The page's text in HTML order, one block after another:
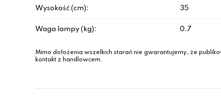
Wysokość (cm): 35
Waga lampy (kg): 0.7
Mimo dołożenia wszelkich starań nie gwarantujemy, że
kontakt z handlowcem.